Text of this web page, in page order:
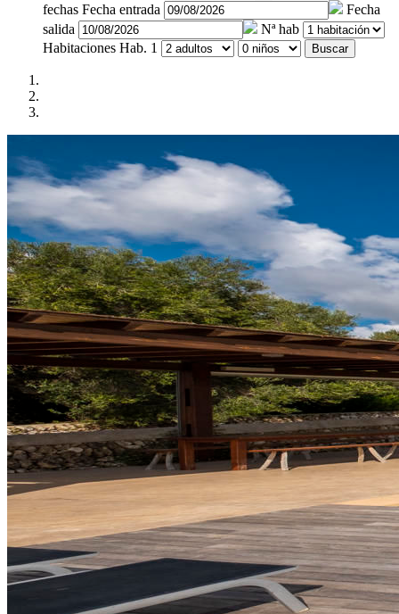
fechas Fecha entrada
Fecha
salida
Nª hab
Habitaciones Hab. 1 Buscar